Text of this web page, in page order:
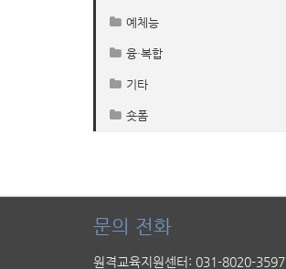
예체능
융·복합
기타
숏폼
문의 전화
원격교육지원센터: 031-8020-3597